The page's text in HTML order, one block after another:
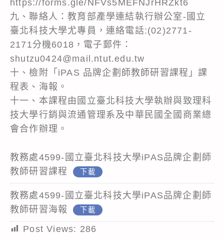
https://forms.gle/NFVs5MEFNJrHRZkt6
九、聯絡人：教育部產學連結執行辦公室-國立
臺北科技大學尤專員，連絡電話:(02)2771-
2171分機6018，電子郵件：
shutzu0424@mail.ntut.edu.tw
十、檢附「iPAS 品牌企劃師教師研習課程」課
程表、海報。
十一、本課程由國立臺北科技大學執辦與致理科
技大學行銷與流通管理系及中華民國全國商業總
會合作辦理。
教務處4599-國立臺北科技大學iPAS品牌企劃師
教師研習課程
下載
教務處4599-國立臺北科技大學iPAS品牌企劃師
教師研習海報
下載
Post Views: 286